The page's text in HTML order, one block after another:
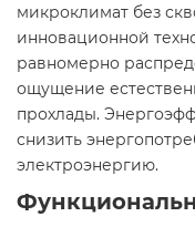
микроклимат без
инновационной
равномерно
ощущение
прохлады.
снизить
электроэнергию. ​